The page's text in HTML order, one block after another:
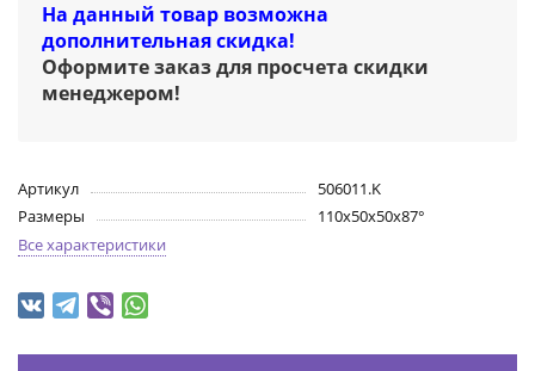
На данный товар возможна
дополнительная скидка!
Оформите заказ для просчета скидки
менеджером!
Артикул
506011.K
Размеры
110х50х50х87°
Все характеристики